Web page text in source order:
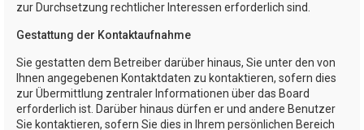
zur Durchsetzung rechtlicher Interessen erforderlich sind.
Gestattung der Kontaktaufnahme
Sie gestatten dem Betreiber darüber hinaus, Sie unter den von
Ihnen angegebenen Kontaktdaten zu kontaktieren, sofern dies
zur Übermittlung zentraler Informationen über das Board
erforderlich ist. Darüber hinaus dürfen er und andere Benutzer
Sie kontaktieren, sofern Sie dies in Ihrem persönlichen Bereich